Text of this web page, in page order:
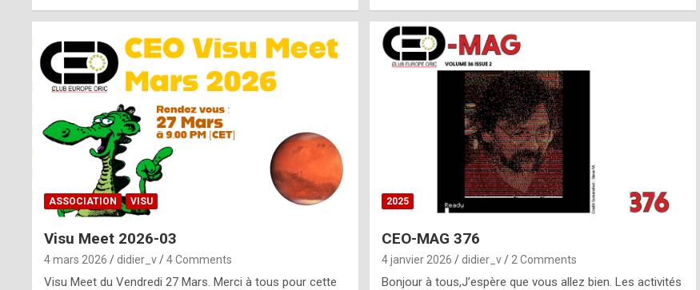
ASSOCIATION VISU
Visu Meet 2026-03
4 mars 2026 didier_v 4 Comments
Visu Meet du Vendredi 27 Mars. Merci à tous pour cette
2025
CEO-MAG 376
4 janvier 2026 didier_v 2 Comments
Bonjour à tous,J’espère que vous allez bien. Les activités